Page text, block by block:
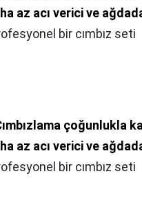
az acı verici ve
bir cımbız seti
çoğunlukla
az acı verici ve
bir cımbız seti